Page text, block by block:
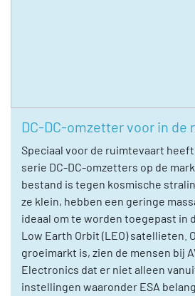
DC-DC-omzetter voor in de
Speciaal voor de ruimtevaart heeft
serie DC-DC-omzetters op de
bestand is tegen kosmische
ze klein, hebben een geringe
ideaal om te worden toegepast in
Low Earth Orbit (LEO) satellieten.
groeimarkt is, zien de mensen bij
Electronics dat er niet alleen
instellingen waaronder ESA